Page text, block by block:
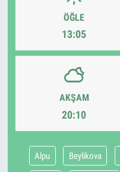
ÖĞLE
13:05
AKŞAM
20:10
Alpu Beylikova